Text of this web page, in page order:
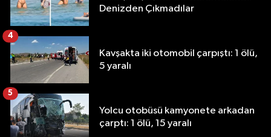
Denizden Çıkmadılar
Kavşakta iki otomobil çarpıştı: 1 ölü,
5 yaralı
4
Yolcu otobüsü kamyonete arkadan
çarptı: 1 ölü, 15 yaralı
5